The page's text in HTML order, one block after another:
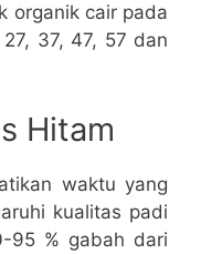
organik cair pada
37, 47, 57 dan
Hitam
waktu yang
kualitas padi
95 % gabah dari